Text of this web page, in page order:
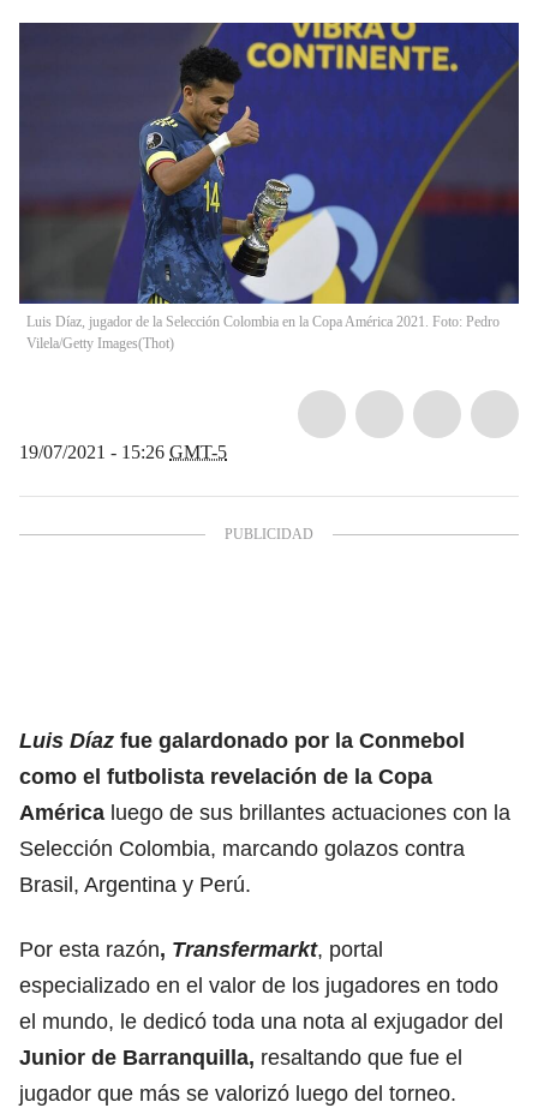
Luis Díaz, jugador de la Selección Colombia en la Copa América 2021. Foto: Pedro
Vilela/Getty Images(Thot)
19/07/2021 - 15:26 GMT-5
Luis Díaz fue galardonado por la Conmebol
como el futbolista revelación de la Copa
América luego de sus brillantes actuaciones con la
Selección Colombia, marcando golazos contra
Brasil, Argentina y Perú.
Por esta razón, Transfermarkt, portal
especializado en el valor de los jugadores en todo
el mundo, le dedicó toda una nota al exjugador del
Junior de Barranquilla, resaltando que fue el
jugador que más se valorizó luego del torneo.